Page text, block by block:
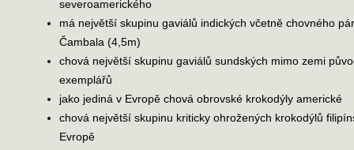
severoamerického
má největší skupinu gaviálů indických včetně chovného
Čambala (4,5m)
chová největší skupinu gaviálů sundských mimo zemi
exemplářů
jako jediná v Evropě chová obrovské krokodýly americké
chová největší skupinu kriticky ohrožených krokodýlů
Evropě